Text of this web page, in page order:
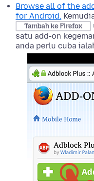
Browse all of the
for Android.
Tambah ke Firefox
satu add-on
anda perlu cuba